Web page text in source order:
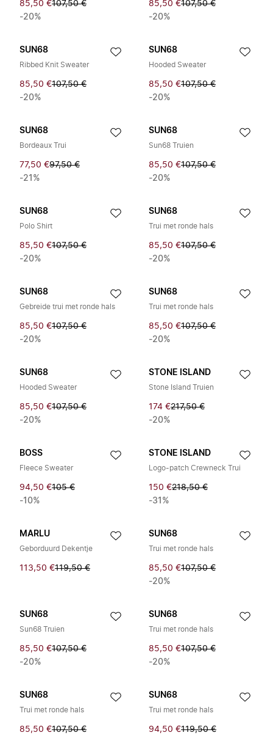
85,50 €107,50 €
-20%
85,50 €107,50 €
-20%
SUN68
Ribbed Knit Sweater
85,50 €107,50 €
-20%
SUN68
Hooded Sweater
85,50 €107,50 €
-20%
SUN68
Bordeaux Trui
77,50 €97,50 €
-21%
SUN68
Sun68 Truien
85,50 €107,50 €
-20%
SUN68
Polo Shirt
85,50 €107,50 €
-20%
SUN68
Trui met ronde hals
85,50 €107,50 €
-20%
SUN68
Gebreide trui met ronde hals
85,50 €107,50 €
-20%
SUN68
Trui met ronde hals
85,50 €107,50 €
-20%
SUN68
Hooded Sweater
85,50 €107,50 €
-20%
STONE ISLAND
Stone Island Truien
174 €217,50 €
-20%
BOSS
Fleece Sweater
94,50 €105 €
-10%
STONE ISLAND
Logo-patch Crewneck Trui
150 €218,50 €
-31%
MARLU
Geborduurd Dekentje
113,50 €119,50 €
SUN68
Trui met ronde hals
85,50 €107,50 €
-20%
SUN68
Sun68 Truien
85,50 €107,50 €
-20%
SUN68
Trui met ronde hals
85,50 €107,50 €
-20%
SUN68
Trui met ronde hals
85,50 €107,50 €
SUN68
Trui met ronde hals
94,50 €119,50 €